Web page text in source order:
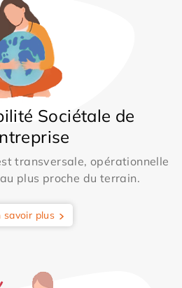
Sociétale de
transversale, opérationnelle
plus proche du terrain.
savoir plus